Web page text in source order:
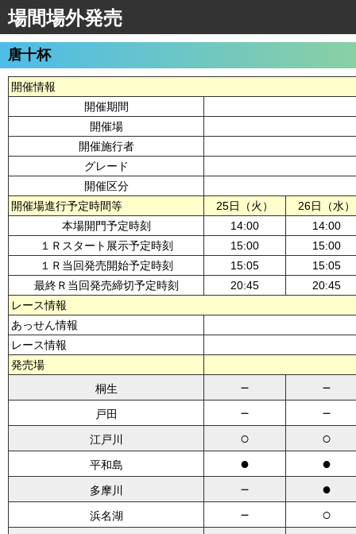
場間場外発売
唐十杯
開催情報
開催期間
開催場
開催施行者
グレード
開催区分
開催場進行予定時間等
25日（火）
26日（水）
本場開門予定時刻
14:00
14:00
１Ｒスタート展示予定時刻
15:00
15:00
１Ｒ当回発売開始予定時刻
15:05
15:05
最終Ｒ当回発売締切予定時刻
20:45
20:45
レース情報
あっせん情報
レース情報
発売場
桐生
－ －
戸田 － －
江戸川 ○ ○
平和島 ● ●
多摩川 － ●
浜名湖 － ○